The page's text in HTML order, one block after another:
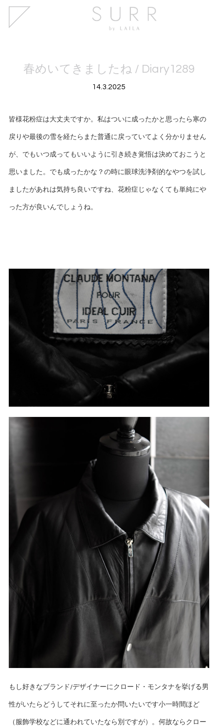
春めいてきましたね / Diary1289
14.3.2025
皆様花粉症は大丈夫ですか。私はついに成ったかと思ったら寒の
戻りや最後の雪を経たらまた普通に戻っていてよく分かりません
が、でもいつ成ってもいいように引き続き覚悟は決めておこうと
思いました。でも成ったかな？の時に眼球洗浄剤的なやつを試し
ましたがあれは気持ち良いですね、花粉症じゃなくても単純にや
った方が良いんでしょうね。
もし好きなブランド/デザイナーにクロード・モンタナを挙げる男
性がいたらどうしてそれに至ったか問いたいです小一時間ほど
（服飾学校などに通われていたなら別ですが）。何故ならクロー